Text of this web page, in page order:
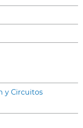
y Circuitos